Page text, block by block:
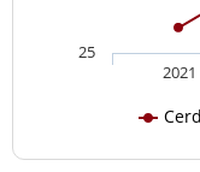
2021
25